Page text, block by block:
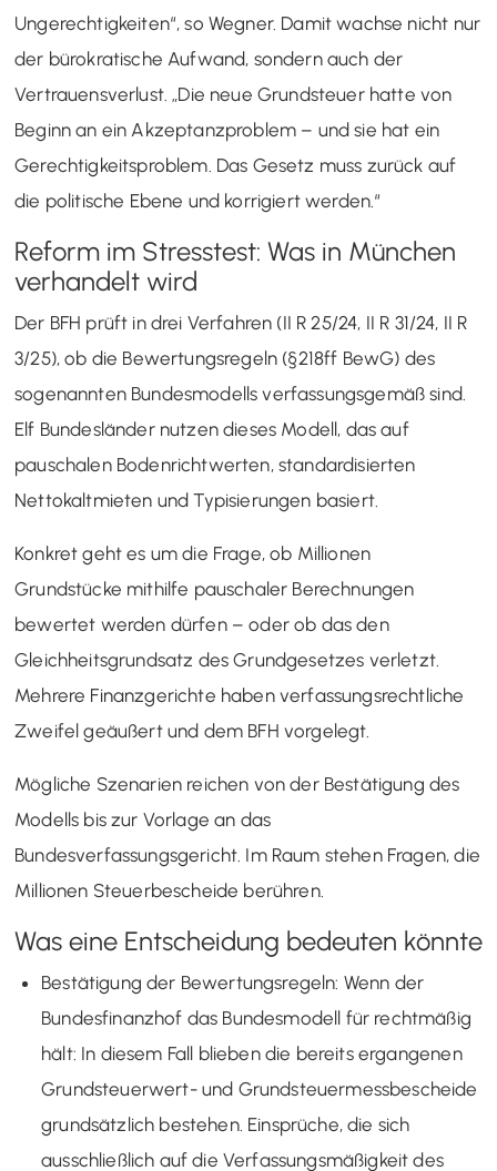
Ungerechtigkeiten“, so Wegner. Damit wachse nicht nur
der bürokratische Aufwand, sondern auch der
Vertrauensverlust. „Die neue Grundsteuer hatte von
Beginn an ein Akzeptanzproblem – und sie hat ein
Gerechtigkeitsproblem. Das Gesetz muss zurück auf
die politische Ebene und korrigiert werden.“
Reform im Stresstest: Was in München
verhandelt wird
Der BFH prüft in drei Verfahren (II R 25/24, II R 31/24, II R
3/25), ob die Bewertungsregeln (§218ff BewG) des
sogenannten Bundesmodells verfassungsgemäß sind.
Elf Bundesländer nutzen dieses Modell, das auf
pauschalen Bodenrichtwerten, standardisierten
Nettokaltmieten und Typisierungen basiert.
Konkret geht es um die Frage, ob Millionen
Grundstücke mithilfe pauschaler Berechnungen
bewertet werden dürfen – oder ob das den
Gleichheitsgrundsatz des Grundgesetzes verletzt.
Mehrere Finanzgerichte haben verfassungsrechtliche
Zweifel geäußert und dem BFH vorgelegt.
Mögliche Szenarien reichen von der Bestätigung des
Modells bis zur Vorlage an das
Bundesverfassungsgericht. Im Raum stehen Fragen, die
Millionen Steuerbescheide berühren.
Was eine Entscheidung bedeuten könnte
Bestätigung der Bewertungsregeln: Wenn der
Bundesfinanzhof das Bundesmodell für rechtmäßig
hält: In diesem Fall blieben die bereits ergangenen
Grundsteuerwert- und Grundsteuermessbescheide
grundsätzlich bestehen. Einsprüche, die sich
ausschließlich auf die Verfassungsmäßigkeit des